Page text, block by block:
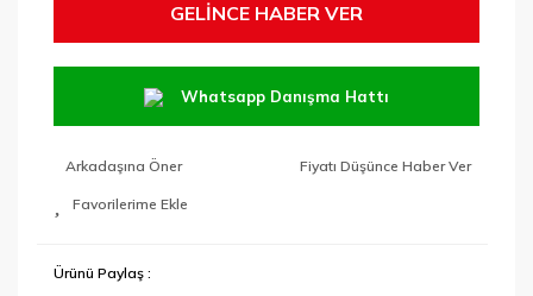
GELİNCE HABER VER
Whatsapp Danışma Hattı
Arkadaşına Öner Fiyatı Düşünce Haber Ver
Ürünü Paylaş :